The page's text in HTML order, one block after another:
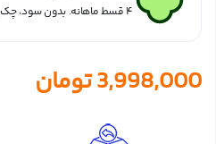
۴ قسط ماهانه. بدون سود، چک و ضامن.
3,998,000تومان